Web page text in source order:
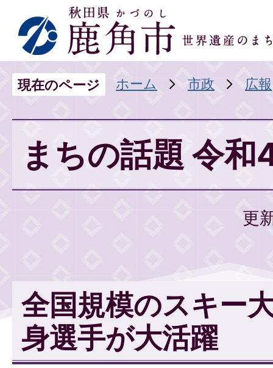
現在のページ ホーム 市政 広報
まちの話題 令和
更
全国規模のスキー
身選手が大活躍